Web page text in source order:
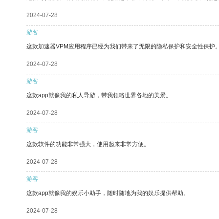
2024-07-28
游客
这款加速器VPM应用程序已经为我们带来了无限的隐私保护和安全性保护
2024-07-28
游客
这款app就像我的私人导游，带我领略世界各地的美景。
2024-07-28
游客
这款软件的功能非常强大，使用起来非常方便。
2024-07-28
游客
这款app就像我的娱乐小助手，随时随地为我的娱乐提供帮助。
2024-07-28